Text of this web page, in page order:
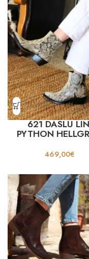
621 DASLU
PYTHON
469,00€